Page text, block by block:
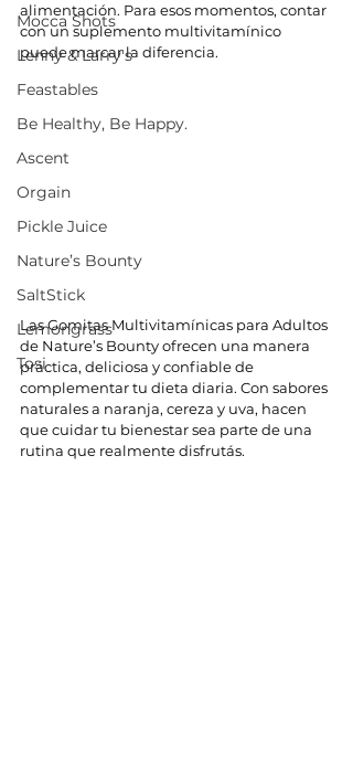
Mocca Shots
Lenny & Larry's
Feastables
Be Healthy, Be Happy.
Ascent
Orgain
Pickle Juice
Nature’s Bounty
SaltStick
Lemongrass
Tosi
alimentación. Para esos momentos, contar
con un suplemento multivitamínico
puede marcar la diferencia.
Las Gomitas Multivitamínicas para Adultos
de Nature’s Bounty ofrecen una manera
práctica, deliciosa y confiable de
complementar tu dieta diaria. Con sabores
naturales a naranja, cereza y uva, hacen
que cuidar tu bienestar sea parte de una
rutina que realmente disfrutás.